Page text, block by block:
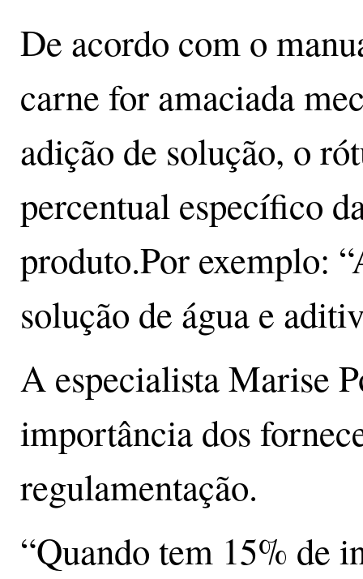
De acordo com o
carne for amaciada
adição de solução, o
percentual específico
produto.Por exemplo:
solução de água e
A especialista Marise
importância dos
regulamentação.
“Quando tem 15% de